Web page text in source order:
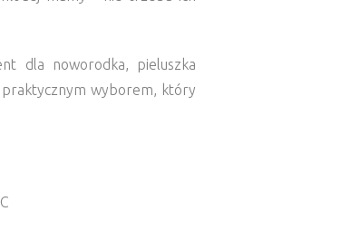
dla noworodka, pieluszka
wyborem, który